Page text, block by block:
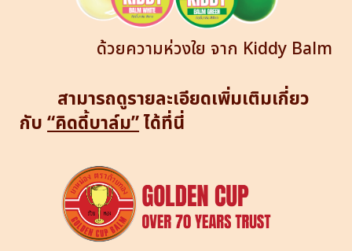
ด้วยความห่วงใย จาก Kiddy Balm
สามารถดูรายละเอียดเพิ่มเติมเกี่ยว
กับ“คิดดี้บาล์ม”ได้ที่นี่